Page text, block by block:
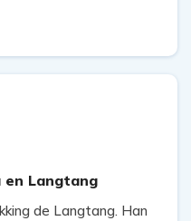
en todo momento
el viaje
una agencia
y desconectada,
se encargaron de
en Langtang
de Langtang. Han